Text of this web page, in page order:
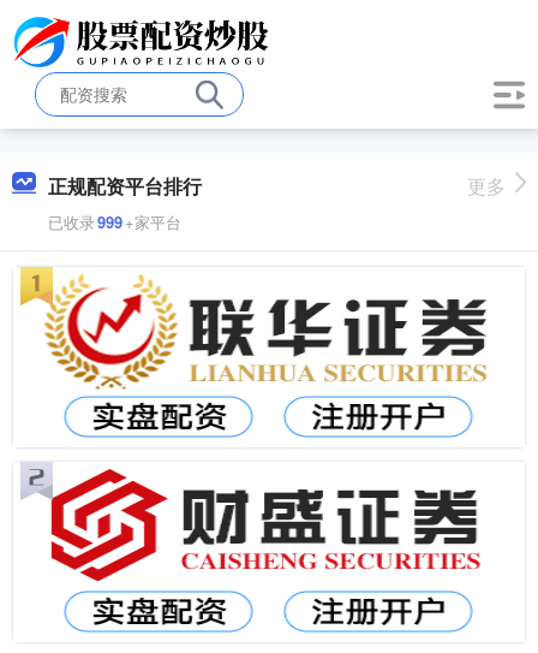
正规配资平台排行
已收录999+家平台
更多